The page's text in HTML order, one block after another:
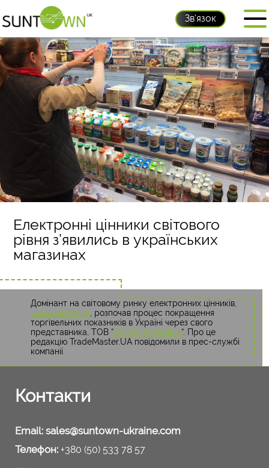
Зв'язок
Електронні цінники світового
рівня з’явились в українських
магазинах
Домінант на світовому ринку електронних цінників,
компанія Pricer, розпочав процес покращення
торгівельних показників в Україні через свого
представника, ТОВ “Сантаун-Україна“. Про це
редакцію TradeMaster.UA повідомили в прес-службі
компанії.
Контакти
Email: sales@suntown-ukraine.com
Телефон: +380 (50) 533 78 57